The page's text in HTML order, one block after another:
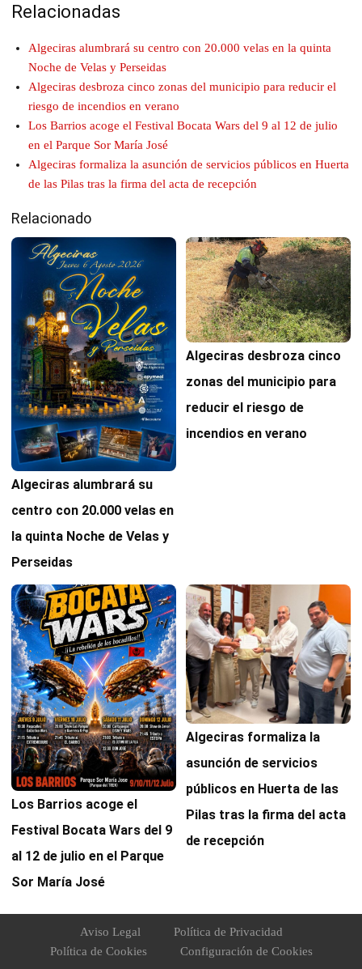
Relacionadas
Algeciras alumbrará su centro con 20.000 velas en la quinta
Noche de Velas y Perseidas
Algeciras desbroza cinco zonas del municipio para reducir el
riesgo de incendios en verano
Los Barrios acoge el Festival Bocata Wars del 9 al 12 de julio
en el Parque Sor María José
Algeciras formaliza la asunción de servicios públicos en Huerta
de las Pilas tras la firma del acta de recepción
Relacionado
Algeciras alumbrará su
centro con 20.000 velas en
la quinta Noche de Velas y
Perseidas
Algeciras desbroza cinco
zonas del municipio para
reducir el riesgo de
incendios en verano
Los Barrios acoge el
Festival Bocata Wars del 9
al 12 de julio en el Parque
Sor María José
Algeciras formaliza la
asunción de servicios
públicos en Huerta de las
Pilas tras la firma del acta
de recepción
Aviso Legal
Política de Privacidad
Política de Cookies
Configuración de Cookies